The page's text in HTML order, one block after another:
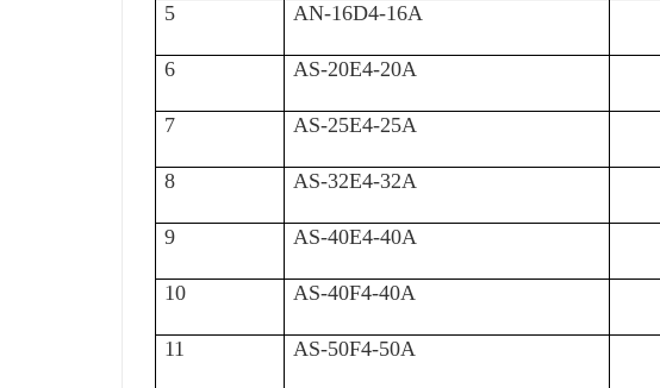
5 AN-16D4-16A
6 AS-20E4-20A
7 AS-25E4-25A
8 AS-32E4-32A
9 AS-40E4-40A
10 AS-40F4-40A
11 AS-50F4-50A